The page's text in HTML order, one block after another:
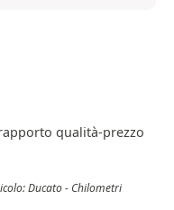
qualità-prezzo
Ducato - Chilometri